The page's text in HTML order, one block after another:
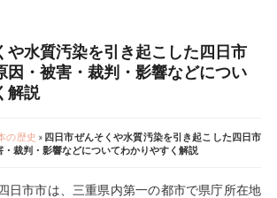
や水質汚染を引き起こした四日市
因・被害・裁判・影響などについ
解説
の歴史 » 四日市ぜんそくや水質汚染を引き起こした四日市
裁判・影響などについてわかりやすく解説
日市市は、三重県内第一の都市で県庁所在地